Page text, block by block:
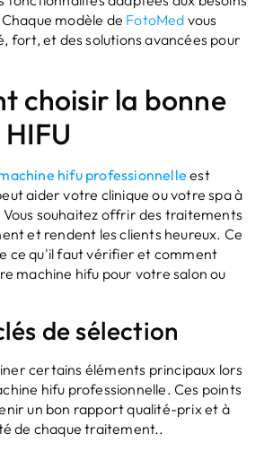
modèle de FotoMed vous
fort, et des solutions avancées pour
choisir la bonne
hifu professionnelle est
aider votre clinique ou votre spa à
souhaitez offrir des traitements
et rendent les clients heureux. Ce
ce qu'il faut vérifier et comment
machine hifu pour votre salon ou
de sélection
certains éléments principaux lors
hifu professionnelle. Ces points
un bon rapport qualité-prix et à
de chaque traitement..